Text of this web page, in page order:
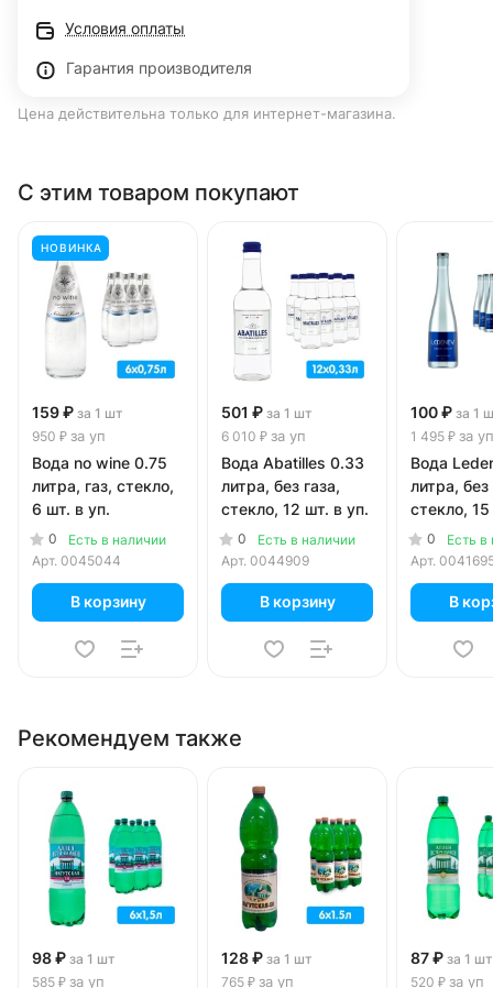
Условия оплаты
Гарантия производителя
Цена действительна только для интернет-магазина.
С этим товаром покупают
НОВИНКА
159 ₽ за 1 шт
950 ₽ за уп
Вода no wine 0.75
литра, газ, стекло,
6 шт. в уп.
0
Есть в наличии
Арт. 0045044
В корзину
501 ₽ за 1 шт
6 010 ₽ за уп
Вода Abatilles 0.33
литра, без газа,
стекло, 12 шт. в уп.
0
Есть в наличии
Арт. 0044909
В корзину
100 ₽ за 1
1 495 ₽ за уп
Вода
литра, без
стекло,
0
Есть в
Арт.
В
Рекомендуем также
98 ₽ за 1 шт
585 ₽ за уп
128 ₽ за 1 шт
765 ₽ за уп
87 ₽ за 1 шт
520 ₽ за уп